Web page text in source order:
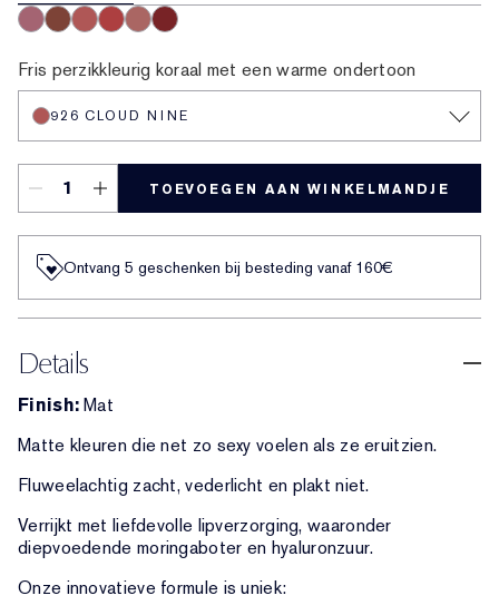
Fris perzikkleurig koraal met een warme ondertoon
926 CLOUD NINE
TOEVOEGEN AAN WINKELMANDJE
Ontvang 5 geschenken bij besteding vanaf 160€
Details
Finish:Mat
Matte kleuren die net zo sexy voelen als ze eruitzien.
Fluweelachtig zacht, vederlicht en plakt niet.
Verrijkt met liefdevolle lipverzorging, waaronder
diepvoedende moringaboter en hyaluronzuur.
Onze innovatieve formule is uniek: